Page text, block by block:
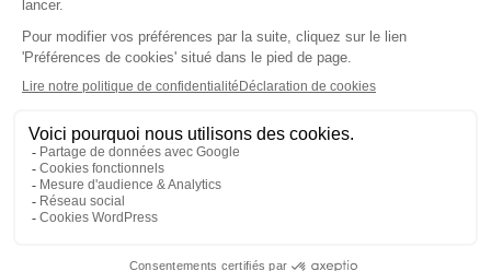
Préparer son voyage dans le
Maine
Pourquoi visiter le Maine lors d’un